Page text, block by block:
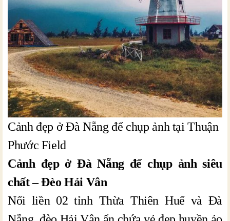
Cảnh đẹp ở Đà Nẵng để chụp ảnh tại Thuận
Phước Field
Cảnh đẹp ở Đà Nẵng để chụp ảnh siêu
chất – Đèo Hải Vân
Nối liền 02 tỉnh Thừa Thiên Huế và Đà